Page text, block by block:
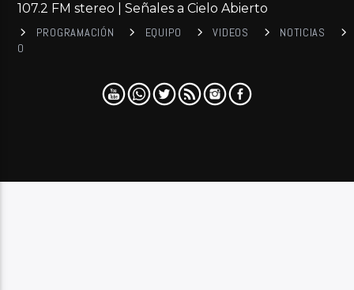
107.2 FM stereo | Señales a Cielo Abierto
PROGRAMACIÓN EQUIPO VIDEOS
NOTICIAS
0